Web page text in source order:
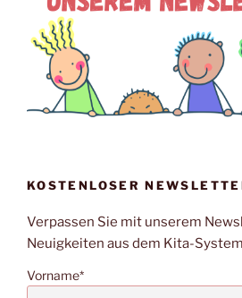
KOSTENLOSER
Verpassen Sie mit unserem
Neuigkeiten aus dem Kita-
Vorname*